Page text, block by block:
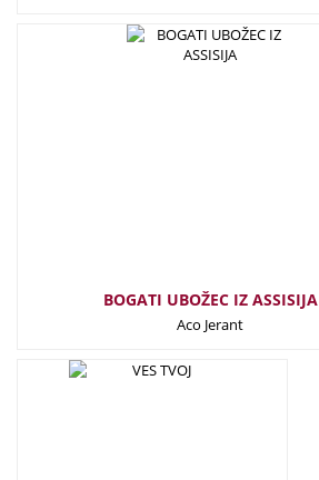
BOGATI UBOŽEC IZ ASSISIJA
Aco Jerant
11,00 €